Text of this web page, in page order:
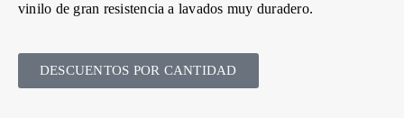
vinilo de gran resistencia a lavados muy duradero.
DESCUENTOS POR CANTIDAD